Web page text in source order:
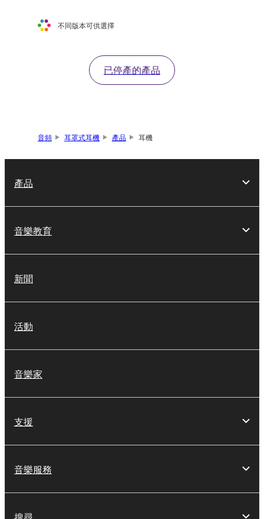
不同版本可供選擇
已停產的產品
音頻 耳罩式耳機 產品 耳機
產品
音樂教育
新聞
活動
音樂家
支援
音樂服務